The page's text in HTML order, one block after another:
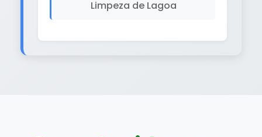
Limpeza de Lagoa